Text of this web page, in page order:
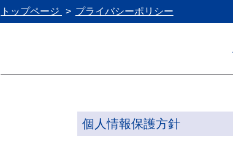
トップページ プライバシーポリシー
個人情報保護方針